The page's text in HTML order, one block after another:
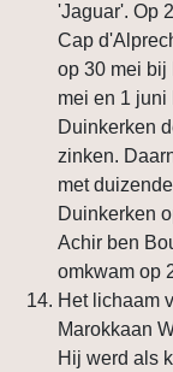
'Jaguar'. Op
Cap
op 30 mei bij
mei en 1
Duinkerken
zinken.
met
Duinkerken
Achir ben
omkwam op
Het lichaam
Marokkaan
Hij werd als